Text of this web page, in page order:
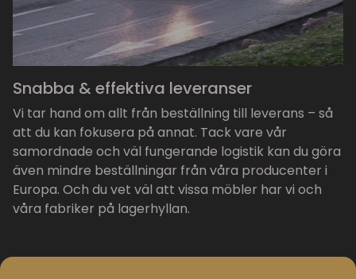
Snabba & effektiva leveranser
Vi tar hand om allt från beställning till leverans – så
att du kan fokusera på annat. Tack vare vår
samordnade och väl fungerande logistik kan du göra
även mindre beställningar från våra producenter i
Europa. Och du vet väl att vissa möbler har vi och
våra fabriker på lagerhyllan.